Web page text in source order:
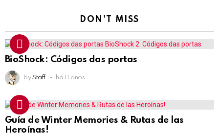
DON'T MISS
BioShock: Códigos das portas
by Staff há 11 anos
Guía de Winter Memories & Rutas de las
Heroínas!